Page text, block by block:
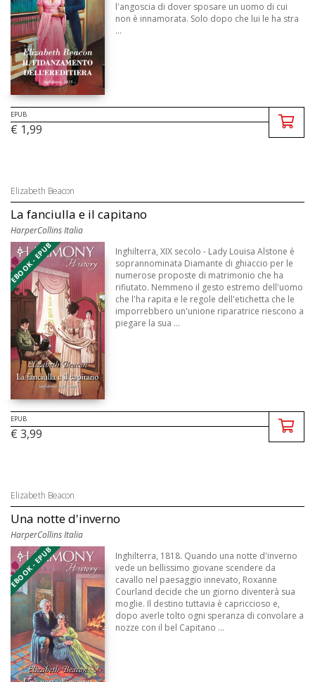
l'angoscia di dover sposare un uomo di cui
non è innamorata. Solo dopo che lui le ha stra
...
EPUB
€ 1,99
Elizabeth Beacon
La fanciulla e il capitano
HarperCollins Italia
EBOOK - EPUB
Inghilterra, XIX secolo - Lady Louisa Alstone è
soprannominata Diamante di ghiaccio per le
numerose proposte di matrimonio che ha
rifiutato. Nemmeno il gesto estremo dell'uomo
che l'ha rapita e le regole dell'etichetta che le
imporrebbero un'unione riparatrice riescono a
piegare la sua ...
EPUB
€ 3,99
Elizabeth Beacon
Una notte d'inverno
HarperCollins Italia
EBOOK - EPUB
Inghilterra, 1818. Quando una notte d'inverno
vede un bellissimo giovane scendere da
cavallo nel paesaggio innevato, Roxanne
Courland decide che un giorno diventerà sua
moglie. Il destino tuttavia è capriccioso e,
dopo averle tolto ogni speranza di convolare a
nozze con il bel Capitano ...